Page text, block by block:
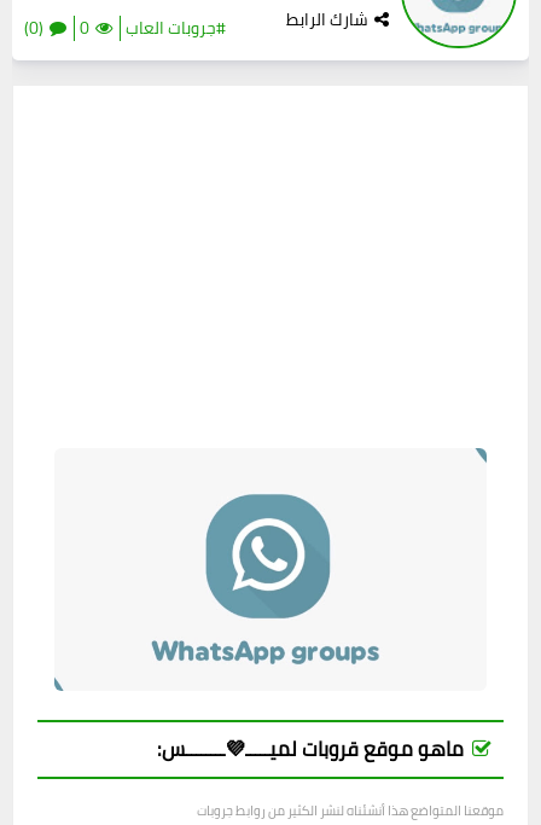
شارك الرابط #جروبات العاب 0
(0)
ماهو موقع قروبات لميـــــ💜ــــــــس:
موقعنا المتواضع هذا أنشئناه لنشر الكثير من روابط جروبات